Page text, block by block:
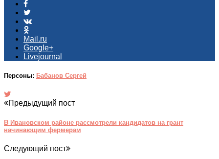
Mail.ru
Google+
Livejournal
Персоны: Бабанов Сергей
Предыдущий пост
В Ивановском районе рассмотрели кандидатов на грант
начинающим фермерам
Следующий пост